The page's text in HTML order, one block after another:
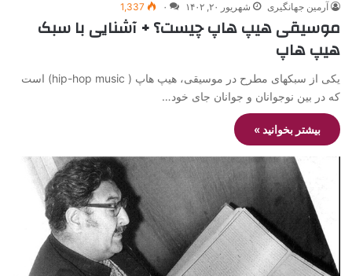
آرمین جهانگیری شهریور ۲۰, ۱۴۰۲ ۰ 1,337
موسیقی هیپ هاپ چیست؟ + آشنایی با سبک
هیپ هاپ
یکی از سبکهای مطرح در موسیقی، هیپ هاپ ( hip-hop music) است
که در بین نوجوانان و جوانان جای خود…
بیشتر بخوانید »